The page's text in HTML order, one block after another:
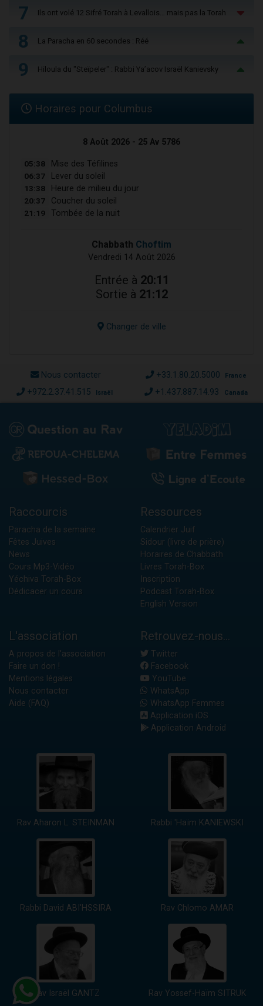
7 Ils ont volé 12 Sifré Torah à Levallois… mais pas la Torah
8 La Paracha en 60 secondes : Réé
9 Hiloula du "Steïpeler" : Rabbi Ya’acov Israël Kanievsky
Horaires pour Columbus
8 Août 2026 - 25 Av 5786
05:38 Mise des Téfilines
06:37 Lever du soleil
13:38 Heure de milieu du jour
20:37 Coucher du soleil
21:19 Tombée de la nuit
Chabbath Choftim
Vendredi 14 Août 2026
Entrée à 20:11
Sortie à 21:12
Changer de ville
Nous contacter +33.1.80.20.5000 France
+972.2.37.41.515 Israël +1.437.887.14.93 Canada
Raccourcis
Paracha de la semaine
Fêtes Juives
News
Cours Mp3-Vidéo
Yéchiva Torah-Box
Dédicacer un cours
Ressources
Calendrier Juif
Sidour (livre de prière)
Horaires de Chabbath
Livres Torah-Box
Inscription
Podcast Torah-Box
English Version
L'association
A propos de l'association
Faire un don !
Mentions légales
Nous contacter
Aide (FAQ)
Retrouvez-nous...
Twitter
Facebook
YouTube
WhatsApp
WhatsApp Femmes
Application iOS
Application Android
Rav Aharon L. STEINMAN Rabbi 'Haïm KANIEWSKI
Rabbi David ABI'HSSIRA Rav Chlomo AMAR
Rav Israël GANTZ Rav Yossef-Haïm SITRUK